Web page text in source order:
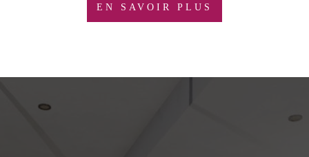
EN SAVOIR PLUS